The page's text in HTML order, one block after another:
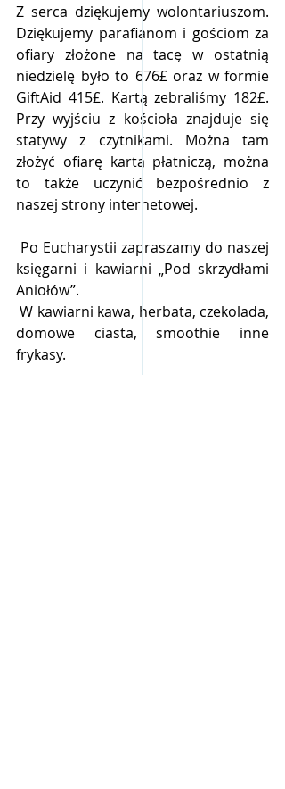
Z serca dziękujemy wolontariuszom.
Dziękujemy parafianom i gościom za
ofiary złożone na tacę w ostatnią
niedzielę było to 676£ oraz w formie
GiftAid 415£. Kartą zebraliśmy 182£.
Przy wyjściu z kościoła znajduje się
statywy z czytnikami. Można tam
złożyć ofiarę kartą płatniczą, można
to także uczynić bezpośrednio z
naszej strony internetowej.
księgarni i kawiarni „Pod skrzydłami
Aniołów”.
W kawiarni kawa, herbata, czekolada,
domowe ciasta, smoothie inne
frykasy.